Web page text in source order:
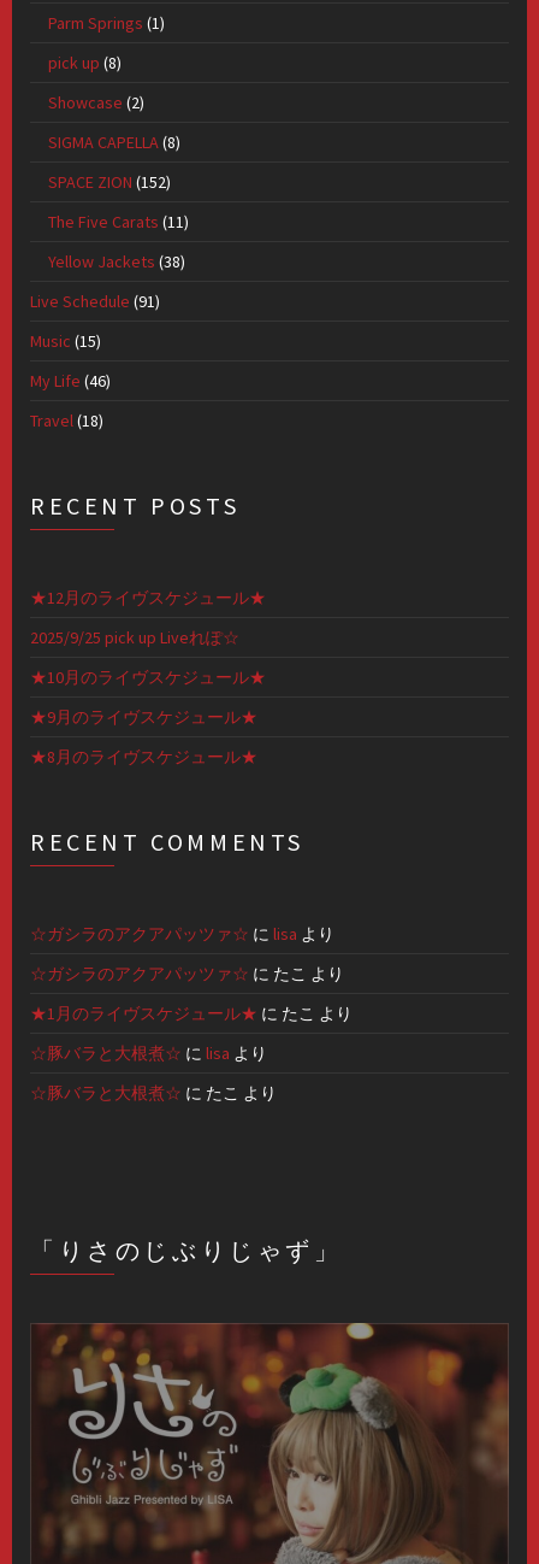
Parm Springs (1)
pick up (8)
Showcase (2)
SIGMA CAPELLA(8)
SPACE ZION (152)
The Five Carats (11)
Yellow Jackets (38)
Live Schedule (91)
Music (15)
My Life (46)
Travel(18)
RECENT POSTS
★12月のライヴスケジュール★
2025/9/25 pick up Liveれぽ☆
★10月のライヴスケジュール★
★9月のライヴスケジュール★
★8月のライヴスケジュール★
RECENT COMMENTS
☆ガシラのアクアパッツァ☆ に lisa より
☆ガシラのアクアパッツァ☆ に たこ より
★1月のライヴスケジュール★ に たこ より
☆豚バラと大根煮☆ に lisa より
☆豚バラと大根煮☆ に たこ より
「りさのじぶりじゃず」